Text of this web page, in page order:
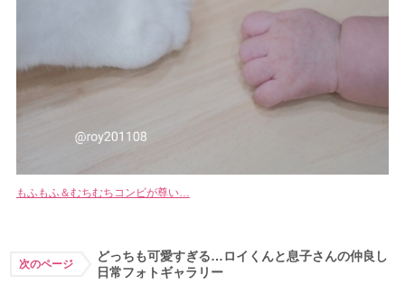
もふもふ＆むちむちコンビが尊い…
次のページ
どっちも可愛すぎる…ロイくんと息子さんの仲良し
日常フォトギャラリー